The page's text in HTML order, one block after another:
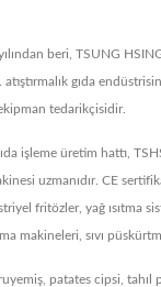
beri, TSUNG
gıda
tedarikçisidir.
işleme üretim hattı,
uzmanıdır. CE
fritözler, yağ ısıtma
makineleri, sıvı
patates cipsi, tahıl